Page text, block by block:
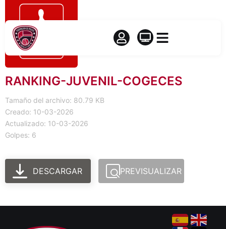
RANKING-JUVENIL-COGECES
Tamaño del archivo: 80.79 KB
Creado: 10-03-2026
Actualizado: 10-03-2026
Golpes: 6
DESCARGAR PREVISUALIZAR